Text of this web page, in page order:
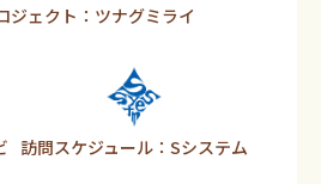
ジェクト：ツナグミライ
訪問スケジュール：Sシステム